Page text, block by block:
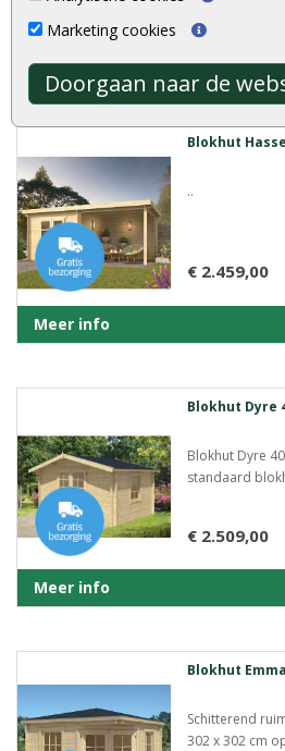
Marketing cookies
Doorgaan naar de
€ 2.439,00
Meer info
Blokhut
..
€ 2.459,00
Meer info
Blokhut Dyre
Blokhut Dyre
standaard
€ 2.509,00
Meer info
Blokhut
Schitterend
302 x 302 cm